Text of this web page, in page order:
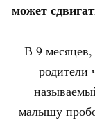
может
В 9 месяцев,
родители
малышу